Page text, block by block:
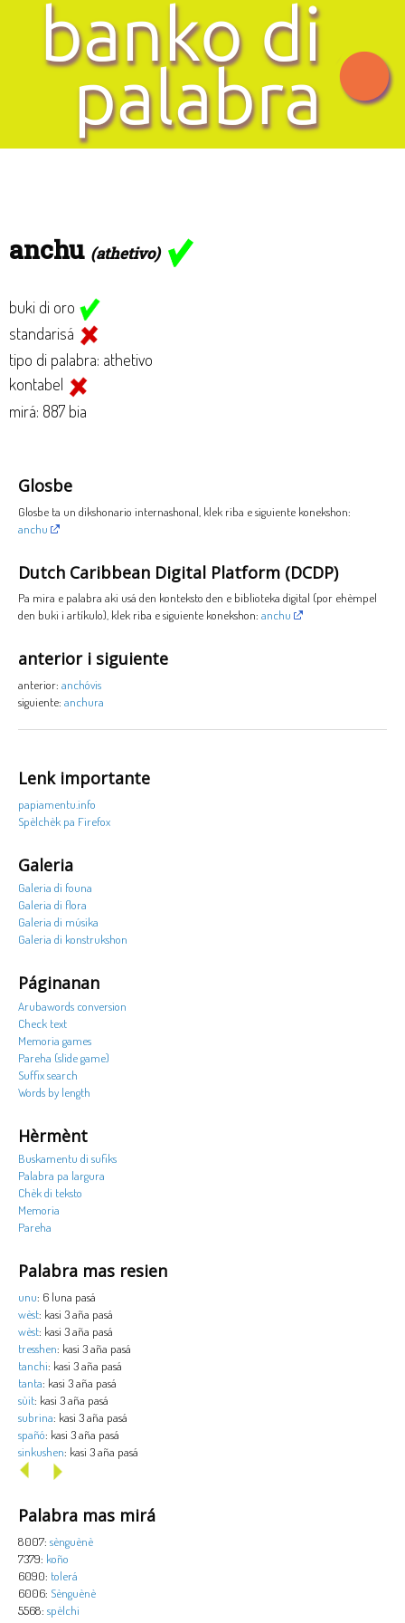
anchu (athetivo)
buki di oro
standarisá
tipo di palabra: athetivo
kontabel
mirá: 887 bia
Glosbe
Glosbe ta un dikshonario internashonal, klek riba e siguiente konekshon:
anchu
Dutch Caribbean Digital Platform (DCDP)
Pa mira e palabra aki usá den konteksto den e biblioteka digital (por ehèmpel
den buki i artíkulo), klek riba e siguiente konekshon: anchu
anterior i siguiente
anterior: anchóvis
siguiente: anchura
Lenk importante
papiamentu.info
Spèlchèk pa Firefox
Galeria
Galeria di founa
Galeria di flora
Galeria di músika
Galeria di konstrukshon
Páginanan
Arubawords conversion
Check text
Memoria games
Pareha (slide game)
Suffix search
Words by length
Hèrmènt
Buskamentu di sufiks
Palabra pa largura
Chèk di teksto
Memoria
Pareha
Palabra mas resien
unu: 6 luna pasá
wèst: kasi 3 aña pasá
wèst: kasi 3 aña pasá
tresshen: kasi 3 aña pasá
tanchi: kasi 3 aña pasá
tanta: kasi 3 aña pasá
sùit: kasi 3 aña pasá
subrina: kasi 3 aña pasá
spañó: kasi 3 aña pasá
sinkushen: kasi 3 aña pasá
Palabra mas mirá
8007: sènguènè
7379: koño
6090: tolerá
6006: Sènguènè
5568: spèlchi